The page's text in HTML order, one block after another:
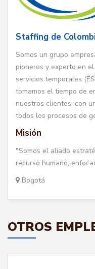
Staffing de
Somos un grupo
pioneros y experto en
servicios temporales
tomamos el tiempo de
nuestros clientes, con
todos los procesos de
Misión
"Somos el aliado
recurso humano,
Bogotá
OTROS